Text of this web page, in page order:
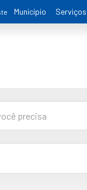
Município Serviços